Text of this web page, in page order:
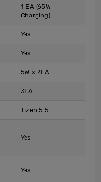
1 EA (65W
Charging)
Yes
Yes
5W x 2EA
3EA
Tizen 5.5
Yes
Yes